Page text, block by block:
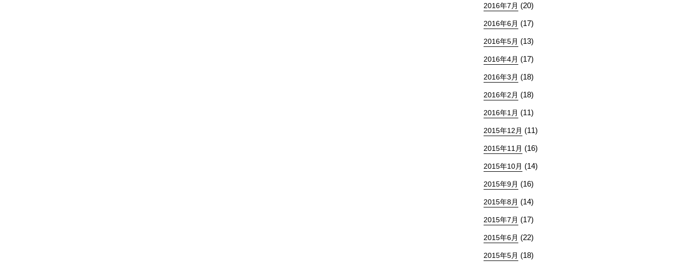
2016年7月 (20)
2016年6月 (17)
2016年5月 (13)
2016年4月 (17)
2016年3月 (18)
2016年2月 (18)
2016年1月 (11)
2015年12月 (11)
2015年11月 (16)
2015年10月 (14)
2015年9月 (16)
2015年8月 (14)
2015年7月 (17)
2015年6月 (22)
2015年5月 (18)